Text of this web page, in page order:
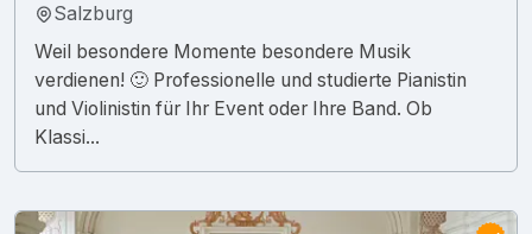
Salzburg
Weil besondere Momente besondere Musik
verdienen! 🙂 Professionelle und studierte Pianistin
und Violinistin für Ihr Event oder Ihre Band. Ob
Klassi...